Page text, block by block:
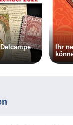
Ihr
lesen!